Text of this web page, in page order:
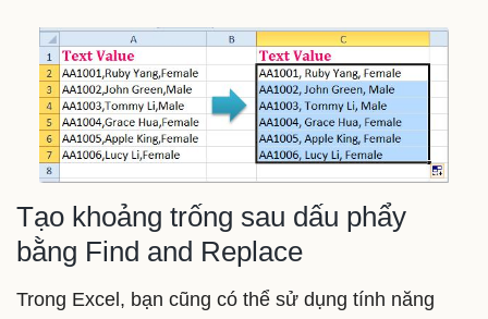
Tạo khoảng trống sau dấu phẩy
bằng Find and Replace
Trong Excel, bạn cũng có thể sử dụng tính năng